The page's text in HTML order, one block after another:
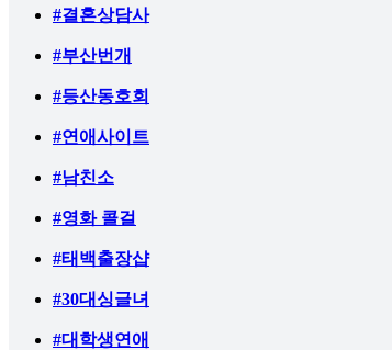
#결혼상담사
#부산번개
#등산동호회
#연애사이트
#남친소
#영화 콜걸
#태백출장샵
#30대싱글녀
#대학생연애